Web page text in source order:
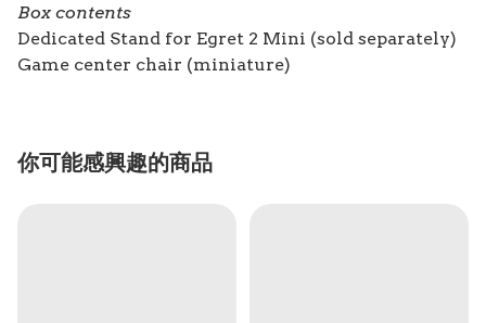
Box contents
Dedicated Stand for Egret 2 Mini (sold separately)
Game center chair (miniature)
你可能感興趣的商品